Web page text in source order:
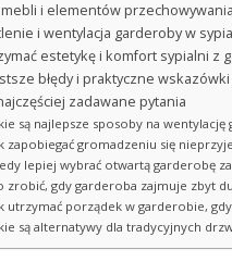
i elementów
i wentylacja garderoby w
estetykę i komfort sypialni z
błędy i praktyczne
zadawane pytania
są najlepsze sposoby na
zapobiegać gromadzeniu się
lepiej wybrać otwartą garderobę
zrobić, gdy garderoba zajmuje zbyt
utrzymać porządek w garderobie,
są alternatywy dla tradycyjnych